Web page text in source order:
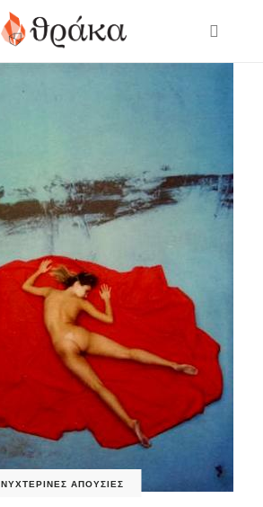
ΝΥΧΤΕΡΙΝΈΣ ΑΠΟΥΣΊΕΣ